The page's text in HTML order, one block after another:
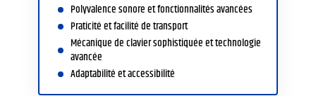
Polyvalence sonore et fonctionnalités avancées
Praticité et facilité de transport
Mécanique de clavier sophistiquée et technologie
avancée
Adaptabilité et accessibilité